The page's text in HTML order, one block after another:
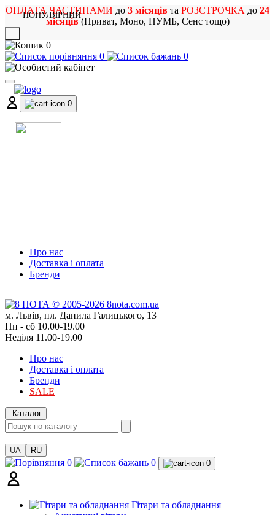
ОПЛАТА ЧАСТИНАМИ до 3 місяців та РОЗСТРОЧКА до 24
місяців(Приват, Моно, ПУМБ, Сенс тощо)
0
0
0
0
Про нас
Доставка і оплата
Бренди
м. Львів, пл. Данила Галицького, 13
Пн - сб 10.00-19.00
Неділя 11.00-19.00
Про нас
Доставка і оплата
Бренди
SALE
Каталог
UA RU
0 0 0
Гітари та обладнання
ПОПУЛЯРНИЙ